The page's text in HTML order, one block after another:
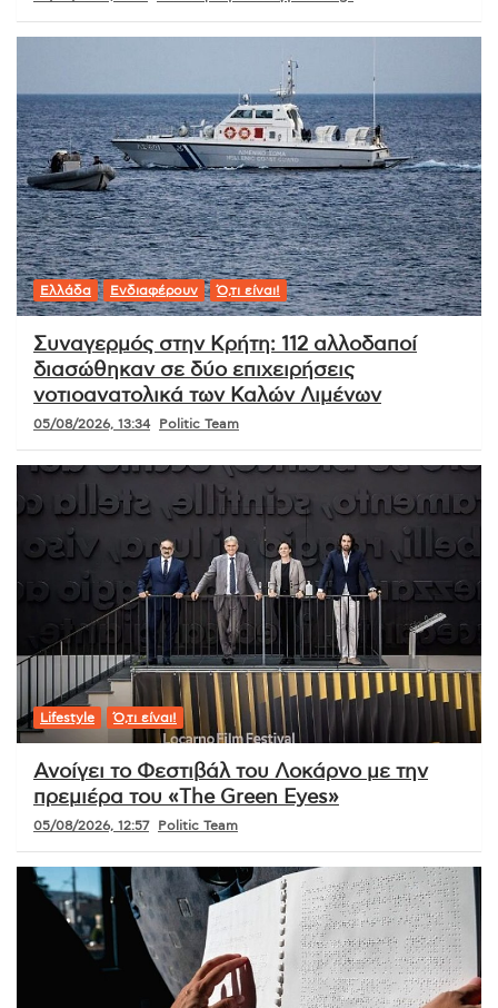
Ελλάδα Ενδιαφέρουν Ό,τι είναι!
Συναγερμός στην Κρήτη: 112 αλλοδαποί
διασώθηκαν σε δύο επιχειρήσεις
νοτιοανατολικά των Καλών Λιμένων
05/08/2026, 13:34 Politic Team
Lifestyle Ό,τι είναι!
Ανοίγει το Φεστιβάλ του Λοκάρνο με την
πρεμιέρα του «The Green Eyes»
05/08/2026, 12:57 Politic Team